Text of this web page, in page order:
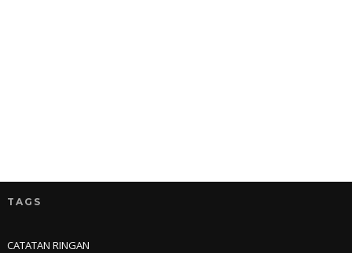
TAGS
CATATAN RINGAN